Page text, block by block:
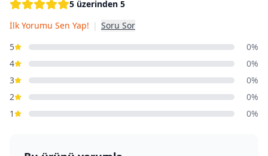
5 üzerinden 5
İlk Yorumu Sen Yap! | Soru Sor
5
0%
4
0%
3
0%
2
0%
1
0%